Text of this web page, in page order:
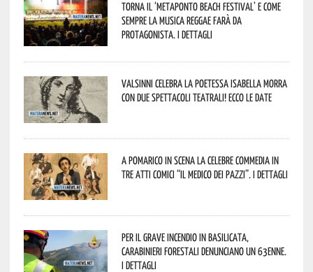
Torna il ‘Metaponto beach festival’ e come
sempre la musica reggae farà da
protagonista. I dettagli
Valsinni celebra la poetessa Isabella Morra
con due spettacoli teatrali! Ecco le date
A Pomarico in scena la celebre commedia in
tre atti comici “Il medico dei pazzi”. I dettagli
Per il grave incendio in Basilicata,
Carabinieri forestali denunciano un 63enne.
I dettagli